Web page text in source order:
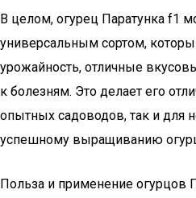
В целом, огурец Паратунка f1
универсальным сортом,
урожайность, отличные
к болезням. Это делает его
опытных садоводов, так и для
успешному выращиванию
Польза и применение огурцов